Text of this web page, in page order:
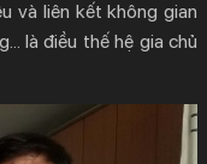
và liên kết không gian
là điều thế hệ gia chủ